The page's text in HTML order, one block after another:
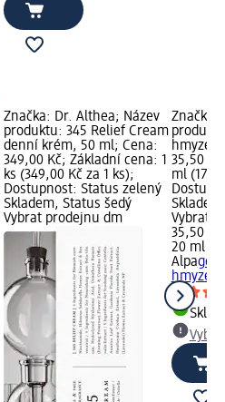
Značka: Dr. Althea; Název
produktu: 345 Relief Cream
denní krém, 50 ml; Cena:
349,00 Kč; Základní cena: 1
ks (349,00 Kč za 1 ks);
Dostupnost: Status zelený
Skladem, Status šedý
Vybrat prodejnu dm
Značka:
35,50
ml
Vybrat
35,50 Kč
20 ml
Alpagel